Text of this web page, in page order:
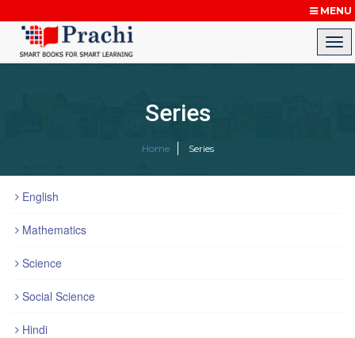
MENU
Series
Home Series
English
Mathematics
Science
Social Science
Hindi